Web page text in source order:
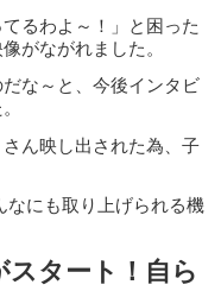
るわよ～！」と困った
がながれました。
な～と、今後インタビ
ん映し出された為、子
なにも取り上げられる機
タート！自ら